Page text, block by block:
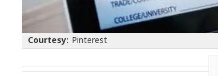
Courtesy: Pinterest